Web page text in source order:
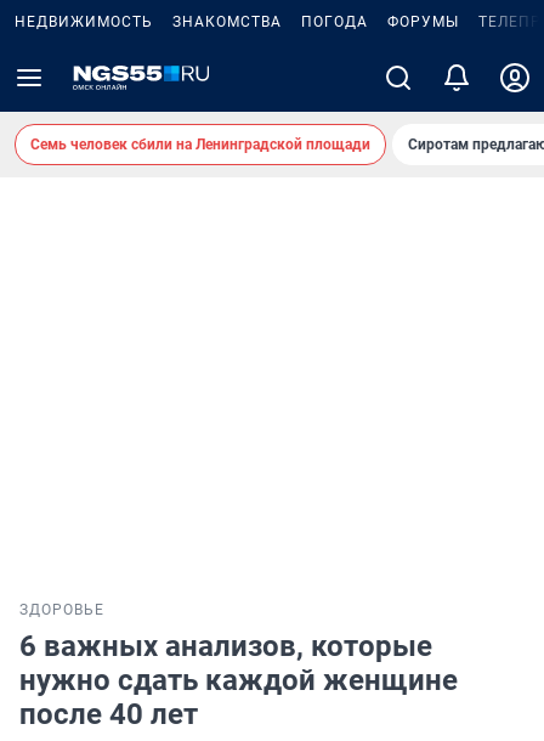
НЕДВИЖИМОСТЬ ЗНАКОМСТВА ПОГОДА ФОРУМЫ
Семь человек сбили на Ленинградской площади Сиротам
ЗДОРОВЬЕ
6 важных анализов, которые
нужно сдать каждой женщине
после 40 лет